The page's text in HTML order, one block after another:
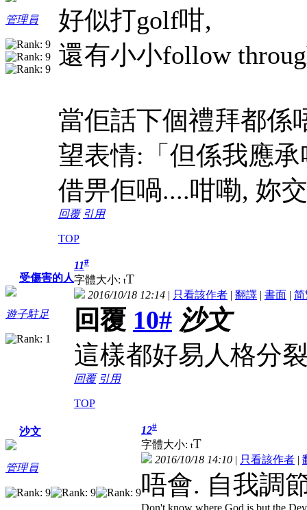
管理員
好似打golf咁,
還有小小follow
當佢話下個禮拜都係
望表情:「但係我應承
借畀佢喎....咁嘞, 妳
回覆 引用
TOP
受傷害的人
遊子駐足
11#
字體大小: tT
2016/10/18 12:14 | 只看該作者 | 翻譯 | 書面 | 简
回覆 10# 沙文
這樣都好易人格分
回覆 引用
TOP
沙文
管理員
12#
字體大小: tT
2016/10/18 14:10 | 只看該作者 |
唔會. 自我調